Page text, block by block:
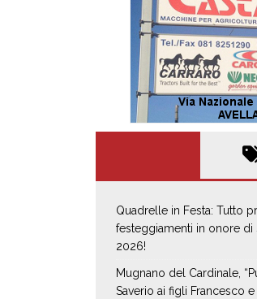
Quadrelle in Festa: Tutto
festeggiamenti in onore di
2026!
Mugnano del Cardinale,
Saverio ai figli Francesco